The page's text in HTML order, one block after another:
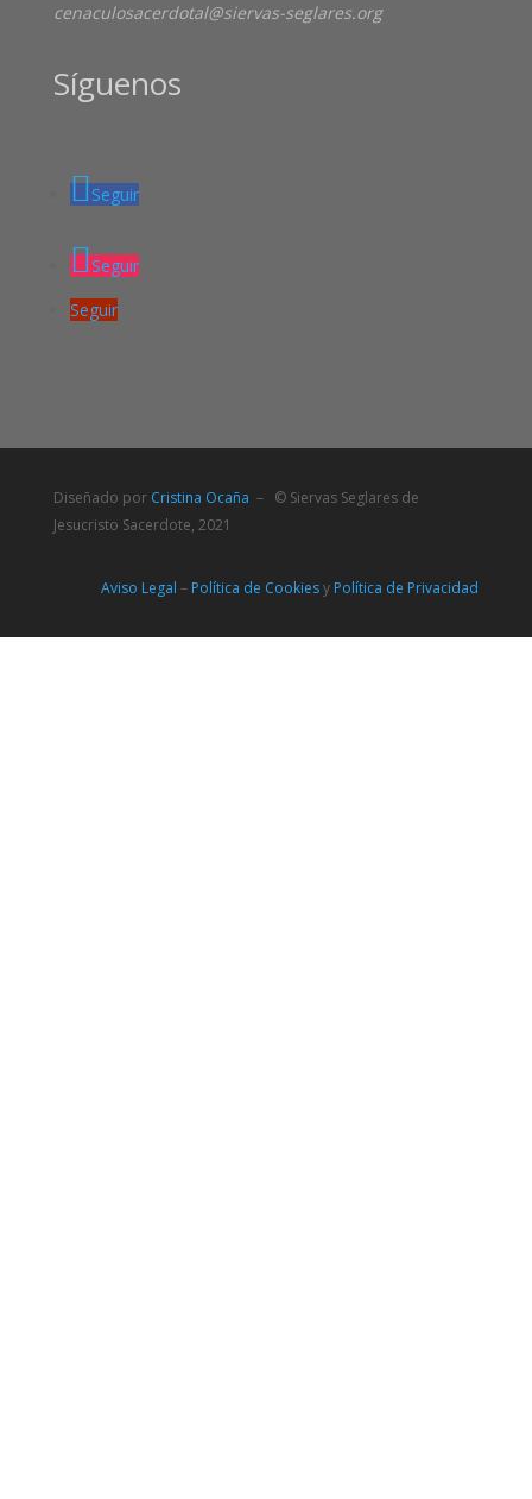
cenaculosacerdotal@siervas-seglares.org
Síguenos
Seguir
Seguir
Seguir
Diseñado por Cristina Ocaña – © Siervas Seglares de
Jesucristo Sacerdote, 2021
Aviso Legal – Política de Cookiesy Política de Privacidad